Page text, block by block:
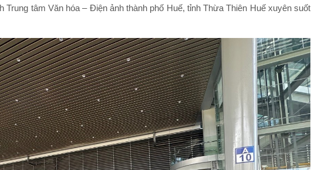
Trung tâm Văn hóa – Điện ảnh thành phố Huế, tỉnh Thừa Thiên Huế xuyên suốt